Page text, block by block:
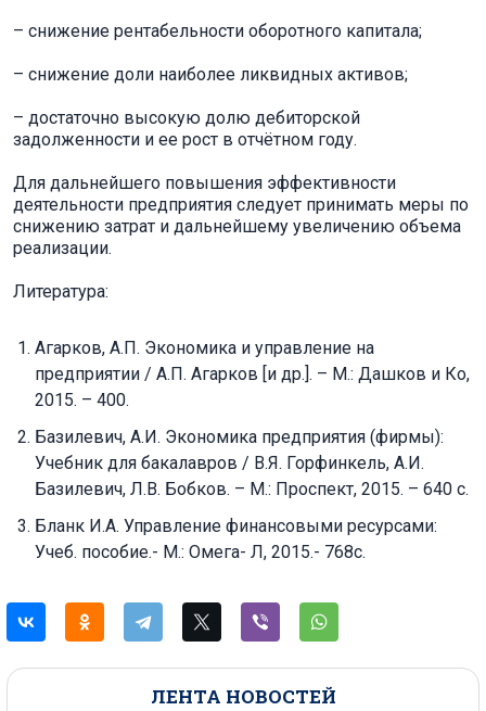
ЛЕНТА НОВОСТЕЙ
– снижение рентабельности оборотного капитала;
– снижение доли наиболее ликвидных активов;
– достаточно высокую долю дебиторской
задолженности и ее рост в отчётном году.
Для дальнейшего повышения эффективности
деятельности предприятия следует принимать меры по
снижению затрат и дальнейшему увеличению объема
реализации.
Литература:
Агарков, А.П. Экономика и управление на
предприятии / А.П. Агарков [и др.]. – М.: Дашков и Ко,
2015. – 400.
Базилевич, А.И. Экономика предприятия (фирмы):
Учебник для бакалавров / В.Я. Горфинкель, А.И.
Базилевич, Л.В. Бобков. – М.: Проспект, 2015. – 640 c.
Бланк И.А. Управление финансовыми ресурсами:
Учеб. пособие.- М.: Омега- Л, 2015.- 768с.